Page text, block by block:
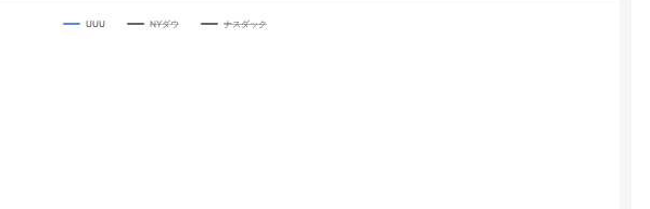
UUU NYダウ ナスダック